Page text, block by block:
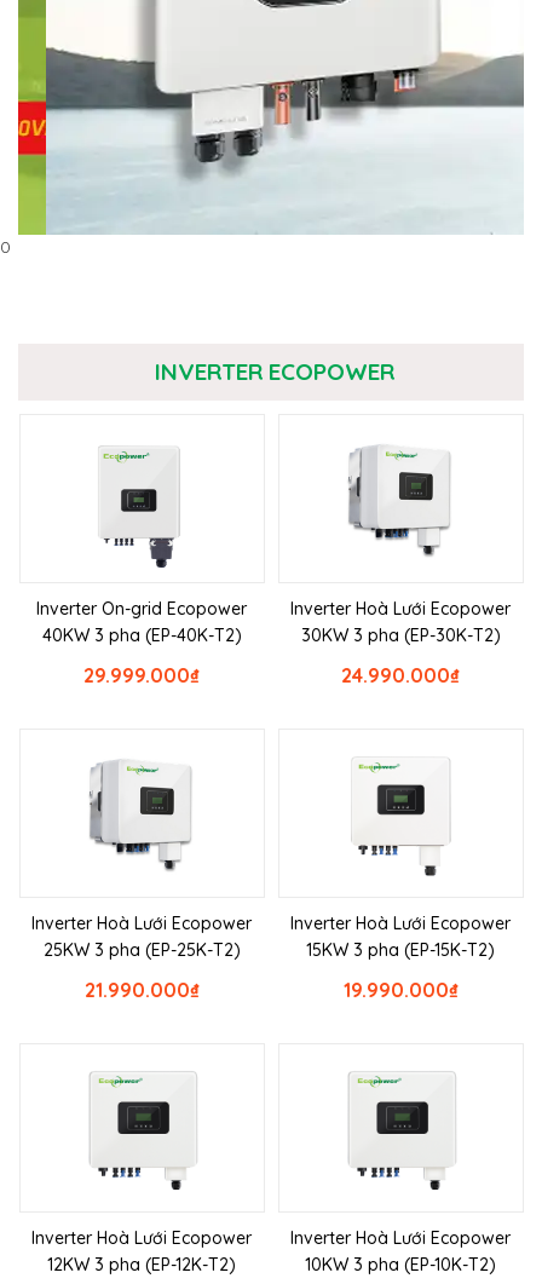
0
INVERTER ECOPOWER
Inverter On-grid Ecopower
40KW 3 pha (EP-40K-T2)
₫
29.999.000
Inverter Hoà Lưới Ecopower
30KW 3 pha (EP-30K-T2)
₫
24.990.000
Inverter Hoà Lưới Ecopower
25KW 3 pha (EP-25K-T2)
₫
21.990.000
Inverter Hoà Lưới Ecopower
15KW 3 pha (EP-15K-T2)
₫
19.990.000
Inverter Hoà Lưới Ecopower
12KW 3 pha (EP-12K-T2)
Inverter Hoà Lưới Ecopower
10KW 3 pha (EP-10K-T2)